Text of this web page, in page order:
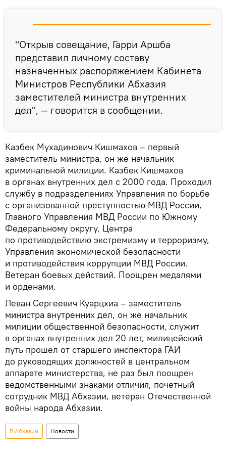
"Открыв совещание, Гарри Аршба
представил личному составу
назначенных распоряжением Кабинета
Министров Республики Абхазия
заместителей министра внутренних
дел", — говорится в сообщении.
Казбек Мухадинович Кишмахов – первый
заместитель министра, он же начальник
криминальной милиции. Казбек Кишмахов
в органах внутренних дел с 2000 года. Проходил
службу в подразделениях Управления по борьбе
с организованной преступностью МВД России,
Главного Управления МВД России по Южному
Федеральному округу, Центра
по противодействию экстремизму и терроризму,
Управления экономической безопасности
и противодействия коррупции МВД России.
Ветеран боевых действий. Поощрен медалями
и орденами.
Леван Сергеевич Куарцхиа – заместитель
министра внутренних дел, он же начальник
милиции общественной безопасности, служит
в органах внутренних дел 20 лет, милицейский
путь прошел от старшего инспектора ГАИ
до руководящих должностей в центральном
аппарате министерства, не раз был поощрен
ведомственными знаками отличия, почетный
сотрудник МВД Абхазии, ветеран Отечественной
войны народа Абхазии.
В Абхазии Новости